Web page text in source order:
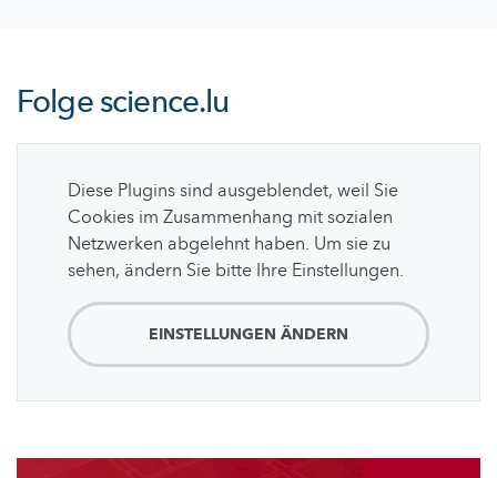
Folgescience.lu
Diese Plugins sind ausgeblendet, weil Sie
Cookies im Zusammenhang mit sozialen
Netzwerken abgelehnt haben. Um sie zu
sehen, ändern Sie bitte Ihre Einstellungen.
EINSTELLUNGEN ÄNDERN